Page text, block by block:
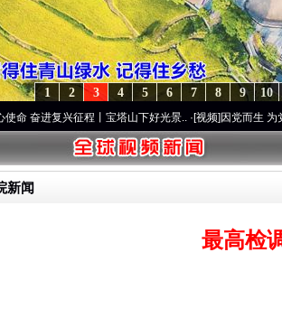
10
9
8
7
6
5
4
3
2
1
兴征程丨宝塔山下好光景..·[视频]因党而生 为党而战——
新闻
最高检